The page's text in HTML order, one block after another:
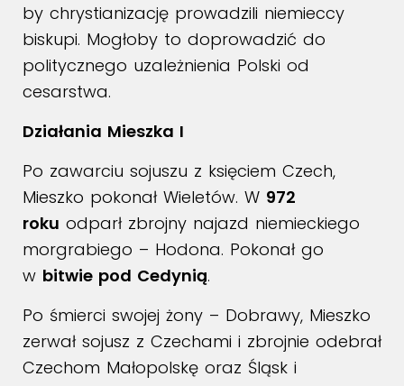
by chrystianizację prowadzili niemieccy
biskupi. Mogłoby to doprowadzić do
politycznego uzależnienia Polski od
cesarstwa.
Działania Mieszka I
Po zawarciu sojuszu z księciem Czech,
Mieszko pokonał Wieletów. W 972
roku odparł zbrojny najazd niemieckiego
morgrabiego – Hodona. Pokonał go
w bitwie pod Cedynią.
Po śmierci swojej żony – Dobrawy, Mieszko
zerwał sojusz z Czechami i zbrojnie odebrał
Czechom Małopolskę oraz Śląsk i